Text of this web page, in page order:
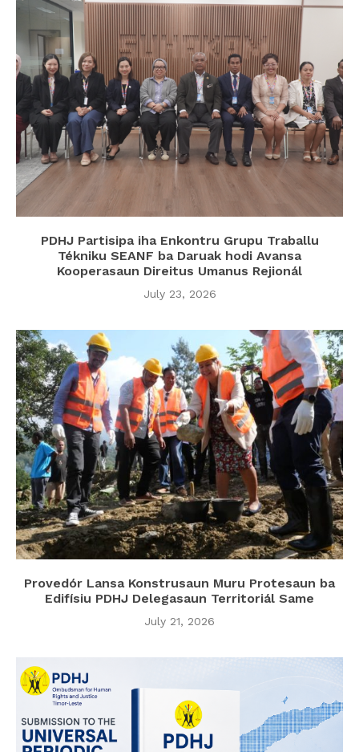
PDHJ Partisipa iha Enkontru Grupu Traballu
Tékniku SEANF ba Daruak hodi Avansa
Kooperasaun Direitus Umanus Rejionál
July 23, 2026
Provedór Lansa Konstrusaun Muru Protesaun ba
Edifísiu PDHJ Delegasaun Territoriál Same
July 21, 2026